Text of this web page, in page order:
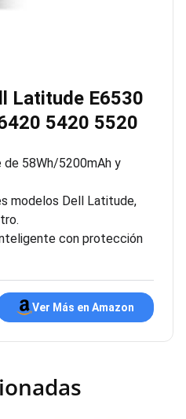
Latitude E6530
5420 5520
de 58Wh/5200mAh y
modelos Dell Latitude,
con protección
Ver Más en Amazon